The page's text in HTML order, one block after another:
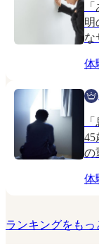
明
な
体
45
の
体
ランキングをもっ